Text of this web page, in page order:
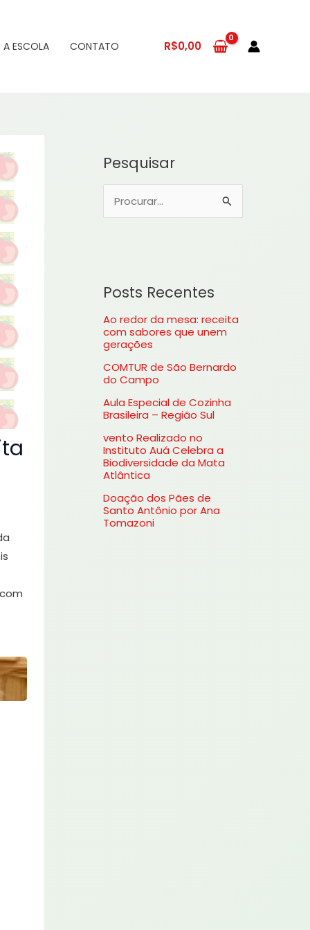
A ESCOLA CONTATO R$0,00
Pesquisar
u
s
a
r
o
:
Posts Recentes
Ao redor da mesa: receita
com sabores que unem
gerações
COMTUR de São Bernardo
do Campo
Aula Especial de Cozinha
Brasileira – Região Sul
vento Realizado no
Instituto Auá Celebra a
Biodiversidade da Mata
Atlântica
Doação dos Pães de
Santo Antônio por Ana
Tomazoni